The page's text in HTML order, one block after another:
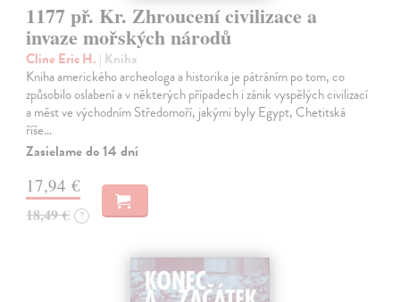
1177 př. Kr. Zhroucení civilizace a
invaze mořských národů
Cline Eric H. | Kniha
Kniha amerického archeologa a historika je pátráním po tom, co
způsobilo oslabení a v některých případech i zánik vyspělých civilizací
a měst ve východním Středomoří, jakými byly Egypt, Chetitská
říše…
Zasielame do 14 dní
17,94 €
18,49 € ?